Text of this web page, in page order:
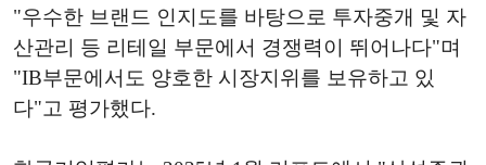
"우수한 브랜드 인지도를 바탕으로 투자중개 및 자
산관리 등 리테일 부문에서 경쟁력이 뛰어나다"며
"IB부문에서도 양호한 시장지위를 보유하고 있
다"고 평가했다.